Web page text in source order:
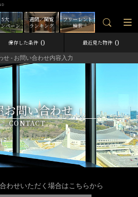
フリーレント
検索
週間／閲覧
ランキング
5大
ペーン
保存した条件 0 最近見た物件 0
せ - お問い合わせ内容入力
お問い合わせ
CONTACT
わせいただく場合はこちらから